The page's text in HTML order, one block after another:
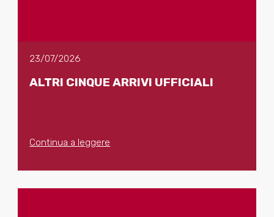
23/07/2026
ALTRI CINQUE ARRIVI UFFICIALI
Continua a leggere